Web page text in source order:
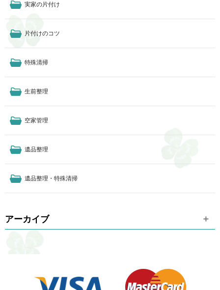
実家の片付け
片付けのコツ
特殊清掃
生前整理
空家管理
遺品整理
遺品整理・特殊清掃
アーカイブ